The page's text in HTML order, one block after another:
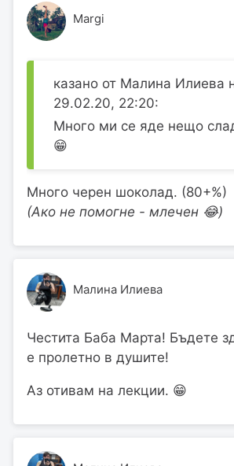
Margi
казано от Малина Илиева
29.02.20, 22:20:
Много ми се яде нещо
😁
Много черен шоколад. (80+%)
(Ако не помогне - млечен 😂)
Малина Илиева
Честита Баба Марта! Бъдете
е пролетно в душите!
Аз отивам на лекции. 😁